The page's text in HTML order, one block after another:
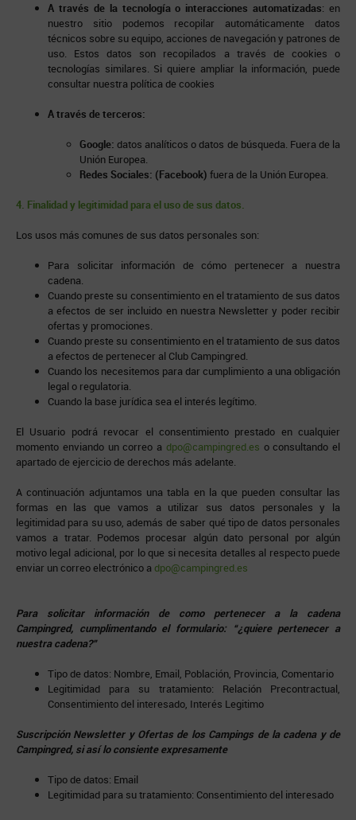
A través de la tecnología o interacciones automatizadas: en
nuestro sitio podemos recopilar automáticamente datos
técnicos sobre su equipo, acciones de navegación y patrones de
uso. Estos datos son recopilados a través de cookies o
tecnologías similares. Si quiere ampliar la información, puede
consultar nuestra política de cookies
A través de terceros:
Google:datos analíticos o datos de búsqueda. Fuera de la
Unión Europea.
Redes Sociales: (Facebook) fuera de la Unión Europea.
4. Finalidad y legitimidad para el uso de sus datos.
Los usos más comunes de sus datos personales son:
Para solicitar información de cómo pertenecer a nuestra
cadena.
Cuando preste su consentimiento en el tratamiento de sus datos
a efectos de ser incluido en nuestra Newsletter y poder recibir
ofertas y promociones.
Cuando preste su consentimiento en el tratamiento de sus datos
a efectos de pertenecer al Club Campingred.
Cuando los necesitemos para dar cumplimiento a una obligación
legal o regulatoria.
Cuando la base jurídica sea el interés legítimo.
El Usuario podrá revocar el consentimiento prestado en cualquier
momento enviando un correo a dpo@campingred.es o consultando el
apartado de ejercicio de derechos más adelante.
A continuación adjuntamos una tabla en la que pueden consultar las
formas en las que vamos a utilizar sus datos personales y la
legitimidad para su uso, además de saber qué tipo de datos personales
vamos a tratar. Podemos procesar algún dato personal por algún
motivo legal adicional, por lo que si necesita detalles al respecto puede
enviar un correo electrónico a dpo@campingred.es
Para solicitar información de como pertenecer a la cadena
Campingred, cumplimentando el formulario: “¿quiere pertenecer a
nuestra cadena?”
Tipo de datos: Nombre, Email, Población, Provincia, Comentario
Legitimidad para su tratamiento: Relación Precontractual,
Consentimiento del interesado, Interés Legitimo
Suscripción Newsletter y Ofertas de los Campings de la cadena y de
Campingred, si así lo consiente expresamente
Tipo de datos: Email
Legitimidad para su tratamiento: Consentimiento del interesado